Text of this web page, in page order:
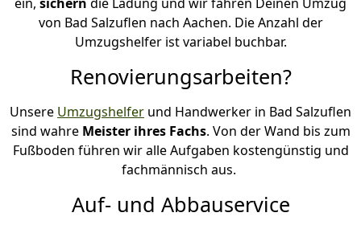
von Bad Salzuflen nach Aachen. Die Anzahl der
Umzugshelfer ist variabel buchbar.
Renovierungsarbeiten?
Unsere Umzugshelfer und Handwerker in Bad Salzuflen
sind wahre Meister ihres Fachs. Von der Wand bis zum
Fußboden führen wir alle Aufgaben kostengünstig und
fachmännisch aus.
Auf- und Abbauservice